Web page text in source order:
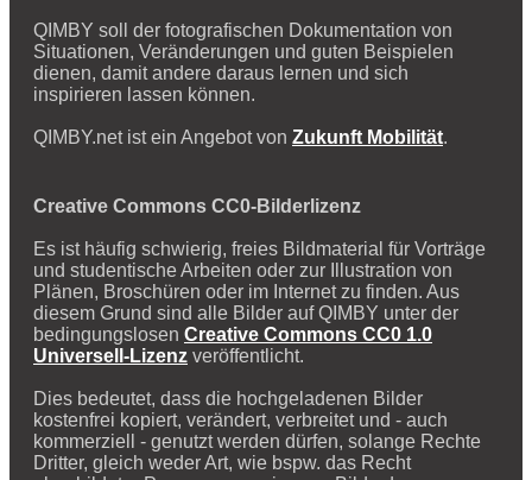
QIMBY soll der fotografischen Dokumentation von
Situationen, Veränderungen und guten Beispielen
dienen, damit andere daraus lernen und sich
inspirieren lassen können.
QIMBY.net ist ein Angebot von Zukunft Mobilität.
Creative Commons CC0-Bilderlizenz
Es ist häufig schwierig, freies Bildmaterial für Vorträge
und studentische Arbeiten oder zur Illustration von
Plänen, Broschüren oder im Internet zu finden. Aus
diesem Grund sind alle Bilder auf QIMBY unter der
bedingungslosen Creative Commons CC0 1.0
Universell-Lizenz veröffentlicht.
Dies bedeutet, dass die hochgeladenen Bilder
kostenfrei kopiert, verändert, verbreitet und - auch
kommerziell - genutzt werden dürfen, solange Rechte
Dritter, gleich weder Art, wie bspw. das Recht